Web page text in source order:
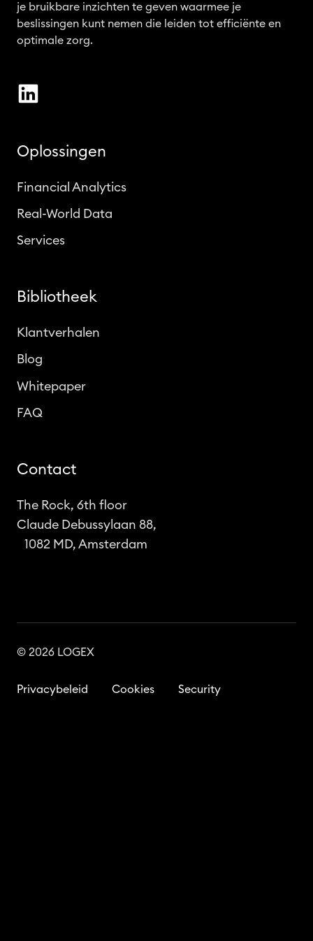
je bruikbare inzichten te geven waarmee je
beslissingen kunt nemen die leiden tot efficiënte en
optimale zorg.
Oplossingen
Financial Analytics
Real-World Data
Services
Bibliotheek
Klantverhalen
Blog
Whitepaper
FAQ
Contact
The Rock, 6th floor
Claude Debussylaan 88,
1082 MD, Amsterdam
© 2026 LOGEX
Privacybeleid Cookies Security